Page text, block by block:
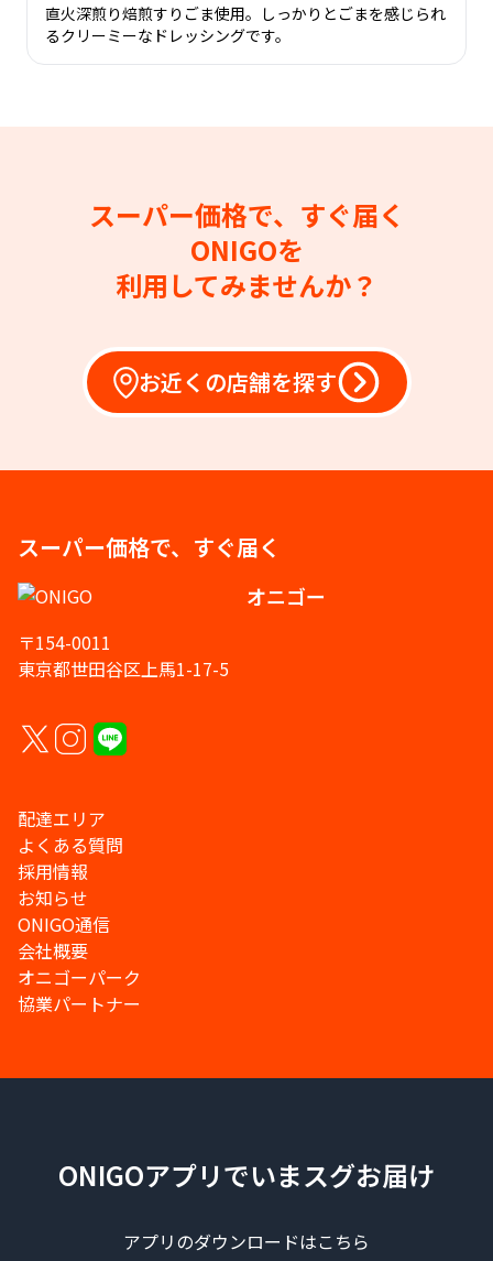
直火深煎り焙煎すりごま使用。しっかりとごまを感じられ
るクリーミーなドレッシングです。
スーパー価格で、すぐ届く
ONIGOを
利用してみませんか？
お近くの店舗を探す
スーパー価格で、すぐ届く
オニゴー
〒154-0011
東京都世田谷区上馬1-17-5
配達エリア
よくある質問
採用情報
お知らせ
ONIGO通信
会社概要
オニゴーパーク
協業パートナー
ONIGOアプリでいまスグお届け
アプリのダウンロードはこちら